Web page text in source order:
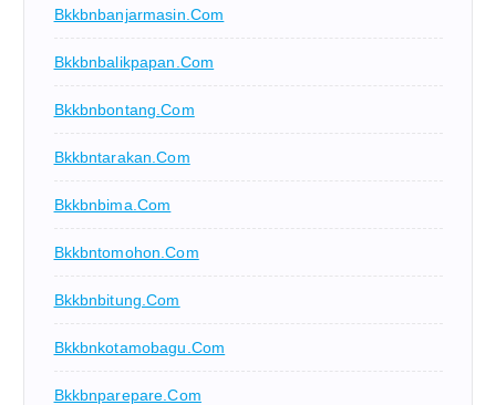
Bkkbnbanjarmasin.com
Bkkbnbalikpapan.com
Bkkbnbontang.com
Bkkbntarakan.com
Bkkbnbima.com
Bkkbntomohon.com
Bkkbnbitung.com
Bkkbnkotamobagu.com
Bkkbnparepare.com